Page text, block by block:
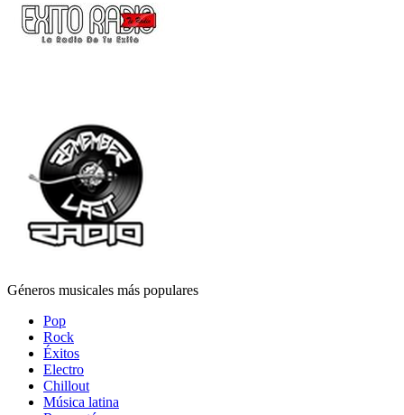
Géneros musicales más populares
Pop
Rock
Éxitos
Electro
Chillout
Música latina